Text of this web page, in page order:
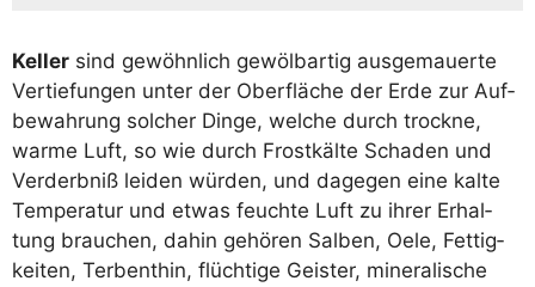
Kel­ler sind gewöhn­lich gewöl­b­ar­tig aus­ge­mau­er­te
Ver­tie­fun­gen unter der Ober­flä­che der Erde zur Auf­
be­wah­rung sol­cher Din­ge, wel­che durch trock­ne,
war­me Luft, so wie durch Frost­käl­te Scha­den und
Ver­derb­niß lei­den wür­den, und dage­gen eine kal­te
Tem­pe­ra­tur und etwas feuch­te Luft zu ihrer Erhal­
tung brau­chen, dahin gehö­ren Sal­ben, Oele, Fet­tig­
kei­ten, Ter­ben­thin, flüch­ti­ge Geis­ter, mine­ra­li­sche